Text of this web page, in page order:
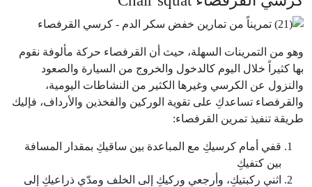
وهو من التمرينات السهلة، حيث أن القرفصاء حركة مألوفة نقوم
بها كثيراً خلال اليوم كالدخول والخروج من السيارة والصعود
والنزول عن الكرسي وغيرها الكثير من النشاطات اليومية،
والقرفصاء تساعدكِ على تقوية الوركين والفخذين والأرداف، فإليك
طريقة تنفيذ تمرين القرفصاء:
قفي أمام كرسيكِ مع المباعدة بين ساقيكِ بمقدار المسافة
بين كتفيكِ
اثني ركبتيكِ، وأرجعي وركيكِ إلى الخلف ومدّي ذراعيكِ إلى